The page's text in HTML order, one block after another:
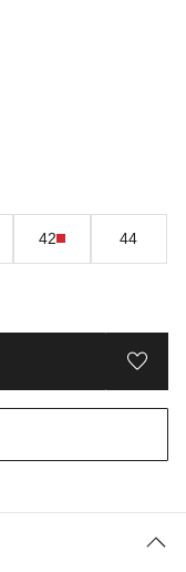
42 44